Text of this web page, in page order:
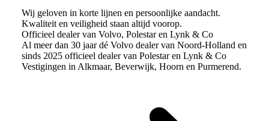
Wij geloven in korte lijnen en persoonlijke aandacht.
Kwaliteit en veiligheid staan altijd voorop.
Officieel dealer van Volvo, Polestar en Lynk & Co
Al meer dan 30 jaar dé Volvo dealer van Noord-Holland en
sinds 2025 officieel dealer van Polestar en Lynk & Co
Vestigingen in Alkmaar, Beverwijk, Hoorn en Purmerend.